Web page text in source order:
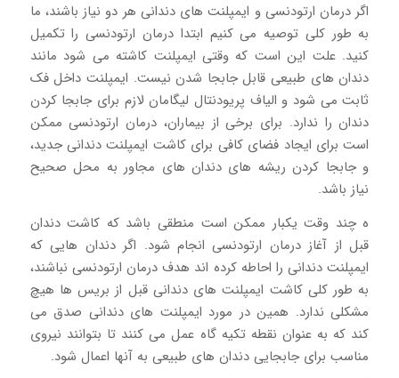
اگر درمان ارتودنسی و ایمپلنت های دندانی هر دو نیاز باشند، ما
به طور کلی توصیه می کنیم ابتدا درمان ارتودنسی را تکمیل
کنید. علت این است که وقتی ایمپلنت کاشته می شود مانند
دندان های طبیعی قابل جابجا شدن نیست. ایمپلنت داخل فک
ثابت می شود و الیاف پریودنتال لیگامان لازم برای جابجا کردن
دندان را ندارد. برای برخی از بیماران، درمان ارتودنسی ممکن
است برای ایجاد فضای کافی برای کاشت ایمپلنت دندانی جدید،
و جابجا کردن ریشه های دندان های مجاور به محل صحیح
نیاز باشد.
ه چند وقت یکبار ممکن است منطقی باشد که کاشت دندان
قبل از آغاز درمان ارتودنسی انجام شود. اگر دندان هایی که
ایمپلنت دندانی را احاطه کرده اند هدف درمان ارتودنسی نباشند،
به طور کلی کاشت ایمپلنت های دندانی قبل از بریس ها هیچ
مشکلی ندارد. همین در مورد ایمپلنت های دندانی صدق می
کند که به عنوان نقطه تکیه گاه عمل می کنند تا بتوانند نیروی
مناسب برای جابجایی دندان های طبیعی به آنها اعمال شود.